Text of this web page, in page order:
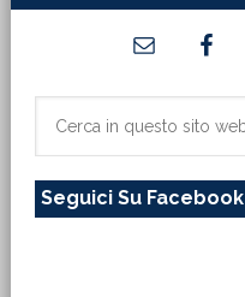
primaria
sito
Seguici Su Facebook